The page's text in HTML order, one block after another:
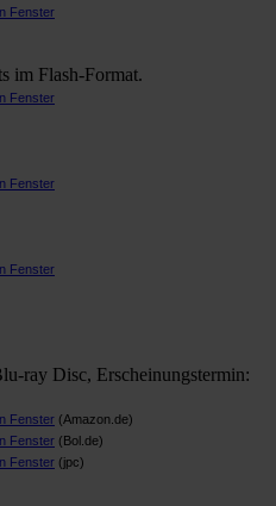
Fenster
im Flash-Format.
Fenster
Fenster
Fenster
ray Disc, Erscheinungstermin:
Fenster (Amazon.de)
Fenster (Bol.de)
Fenster (jpc)